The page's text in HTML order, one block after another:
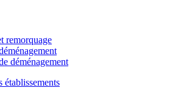
remorquage
déménagement
établissements